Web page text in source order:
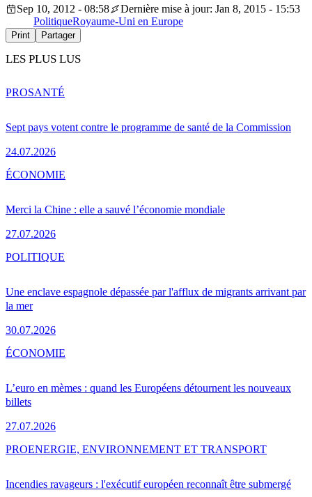
Sep 10, 2012 - 08:58
Dernière mise à jour: Jan 8, 2015 - 15:53
PolitiqueRoyaume-Uni en Europe
Print Partager
LES PLUS LUS
Sept pays votent contre le programme de santé de la Commission
24.07.2026
PROSANTÉ
Merci la Chine : elle a sauvé l’économie mondiale
27.07.2026
ÉCONOMIE
Une enclave espagnole dépassée par l'afflux de migrants arrivant par
la mer
30.07.2026
POLITIQUE
L’euro en mèmes : quand les Européens détournent les nouveaux
billets
27.07.2026
ÉCONOMIE
Incendies ravageurs : l'exécutif européen reconnaît être submergé
PROENERGIE, ENVIRONNEMENT ET TRANSPORT